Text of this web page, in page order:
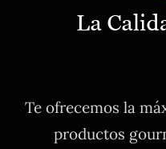
Te ofrecemos la
productos